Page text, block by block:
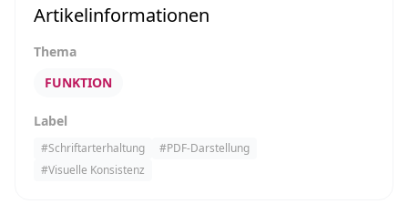
Artikelinformationen
Thema
FUNKTION
Label
#Schriftarterhaltung #PDF-Darstellung
#Visuelle Konsistenz